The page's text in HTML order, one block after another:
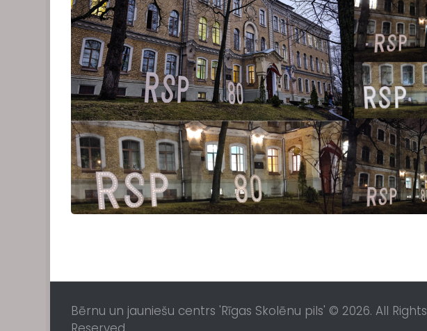
Bērnu un jauniešu centrs 'Rīgas Skolēnu pils' © 2026. All Rights